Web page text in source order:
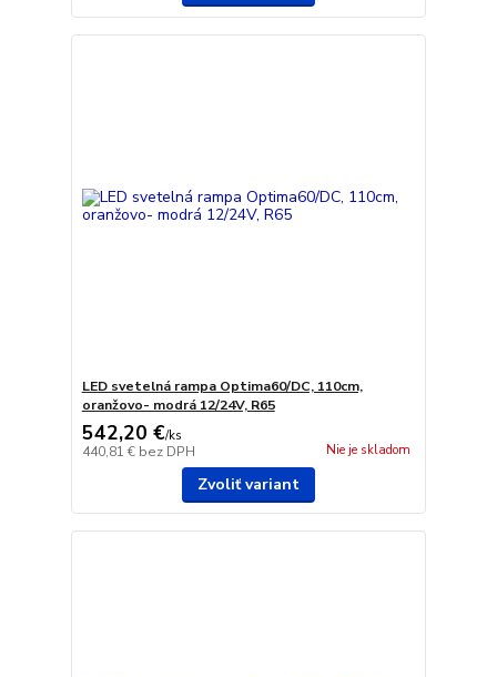
LED svetelná rampa Optima60/DC, 110cm,
oranžovo- modrá 12/24V, R65
542,20 €/ks
440,81 € bez DPH Nie je skladom
Zvoliť variant